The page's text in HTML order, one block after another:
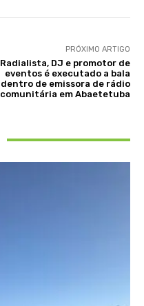
PRÓXIMO ARTIGO
Radialista, DJ e promotor de
eventos é executado a bala
dentro de emissora de rádio
comunitária em Abaetetuba